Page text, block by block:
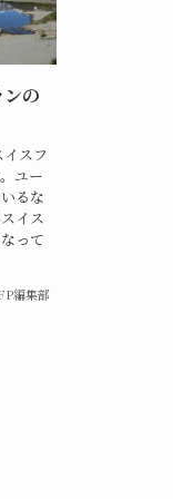
の
スフ
ユー
るな
イス
って
編集部